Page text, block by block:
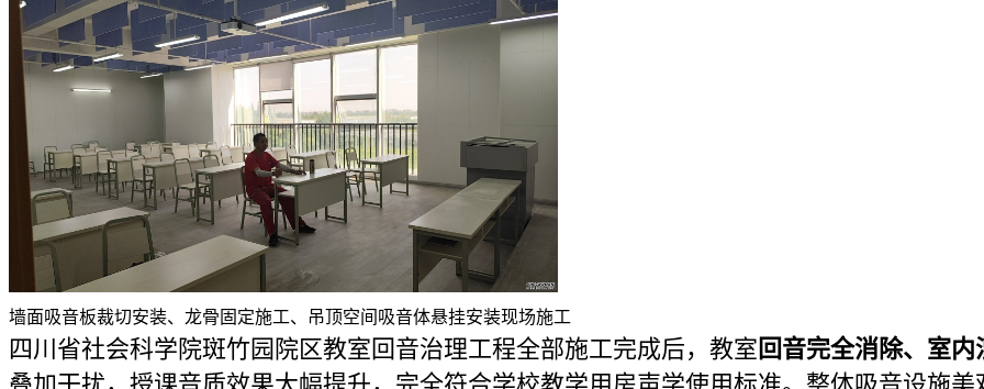
墙面吸音板裁切安装、龙骨固定施工、吊顶空间吸音体悬挂安装现场施工
四川省社会科学院斑竹园院区教室回音治理工程全部施工完成后，教室 回音完全消除、室